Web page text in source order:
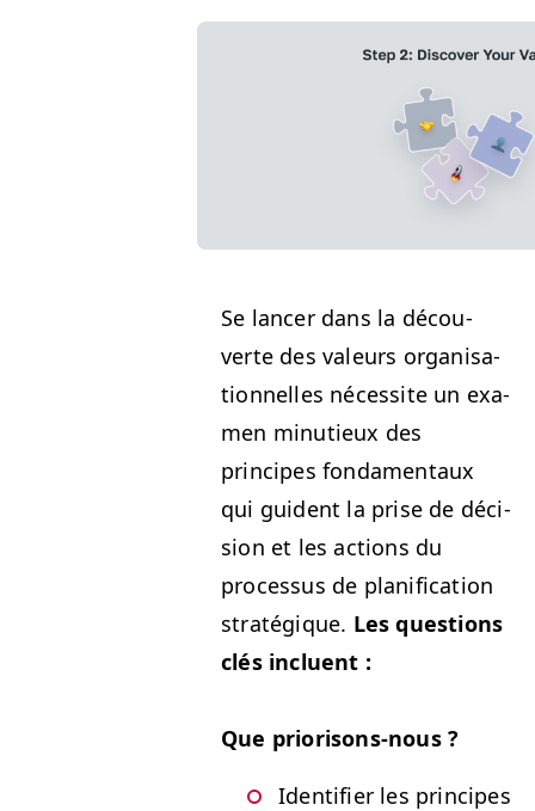
Se lancer dans la décou­
verte des valeurs organ­i­sa­
tion­nelles néces­site un exa­
m­en minu­tieux des
principes fon­da­men­taux
qui guident la prise de déci­
sion et les actions du
proces­sus de plan­i­fi­ca­tion
stratégique. Les ques­tions
clés incluent :
Que pri­or­isons-nous ?
Iden­ti­fi­er les principes